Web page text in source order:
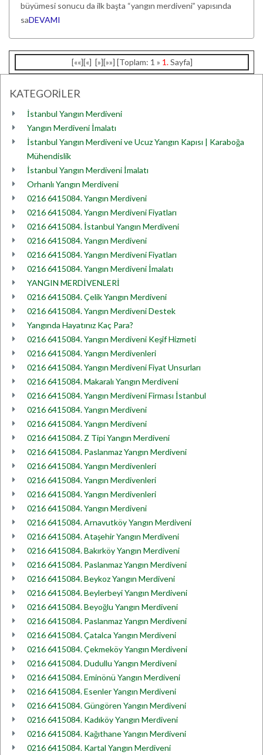
büyümesi sonucu da ilk başta “yangın merdiveni” yapısında
saDEVAMI
[««][«] [»][»»] [Toplam: 1 » 1.Sayfa]
KATEGORİLER
İstanbul Yangın Merdiveni
Yangın Merdiveni İmalatı
İstanbul Yangın Merdiveni ve Ucuz Yangın Kapısı | Karaboğa
Mühendislik
İstanbul Yangın Merdiveni İmalatı
Orhanlı Yangın Merdiveni
0216 6415084. Yangın Merdiveni
0216 6415084. Yangın Merdiveni Fiyatları
0216 6415084. İstanbul Yangın Merdiveni
0216 6415084. Yangın Merdiveni
0216 6415084. Yangın Merdiveni Fiyatları
0216 6415084. Yangın Merdiveni İmalatı
YANGIN MERDİVENLERİ
0216 6415084. Çelik Yangın Merdiveni
0216 6415084. Yangın Merdiveni Destek
Yangında Hayatınız Kaç Para?
0216 6415084. Yangın Merdiveni Keşif Hizmeti
0216 6415084. Yangın Merdivenleri
0216 6415084. Yangın Merdiveni Fiyat Unsurları
0216 6415084. Makaralı Yangın Merdiveni
0216 6415084. Yangın Merdiveni Firması İstanbul
0216 6415084. Yangın Merdiveni
0216 6415084. Yangın Merdiveni
0216 6415084. Z Tipi Yangın Merdiveni
0216 6415084. Paslanmaz Yangın Merdiveni
0216 6415084. Yangın Merdivenleri
0216 6415084. Yangın Merdivenleri
0216 6415084. Yangın Merdivenleri
0216 6415084. Yangın Merdiveni
0216 6415084. Arnavutköy Yangın Merdiveni
0216 6415084. Ataşehir Yangın Merdiveni
0216 6415084. Bakırköy Yangın Merdiveni
0216 6415084. Paslanmaz Yangın Merdiveni
0216 6415084. Beykoz Yangın Merdiveni
0216 6415084. Beylerbeyi Yangın Merdiveni
0216 6415084. Beyoğlu Yangın Merdiveni
0216 6415084. Paslanmaz Yangın Merdiveni
0216 6415084. Çatalca Yangın Merdiveni
0216 6415084. Çekmeköy Yangın Merdiveni
0216 6415084. Dudullu Yangın Merdiveni
0216 6415084. Eminönü Yangın Merdiveni
0216 6415084. Esenler Yangın Merdiveni
0216 6415084. Güngören Yangın Merdiveni
0216 6415084. Kadıköy Yangın Merdiveni
0216 6415084. Kağıthane Yangın Merdiveni
0216 6415084. Kartal Yangın Merdiveni